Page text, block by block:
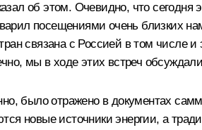
об этом. Очевидно, что сегодня
посещениями очень близких
связана с Россией в том числе
мы в ходе этих встреч
было отражено в документах
новые источники энергии, а